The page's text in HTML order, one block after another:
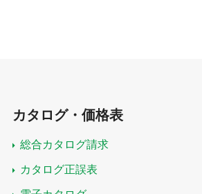
カタログ・価格表
総合カタログ請求
カタログ正誤表